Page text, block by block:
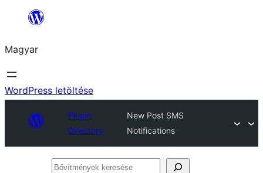
Ugrás
tartalomhoz
Magyar
WordPress letöltése
Plugin
Directory
New Post SMS
Notifications
Bővítmények